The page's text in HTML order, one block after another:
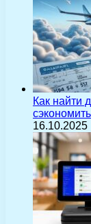
Как найти
16.10.2025